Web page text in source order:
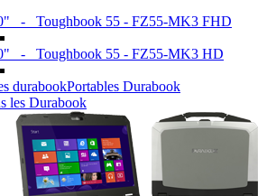
- Toughbook 55 - FZ55-MK3 FHD
- Toughbook 55 - FZ55-MK3 HD
Portables Durabook
les Durabook